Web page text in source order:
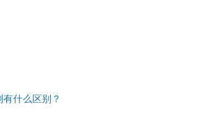
什么区别？